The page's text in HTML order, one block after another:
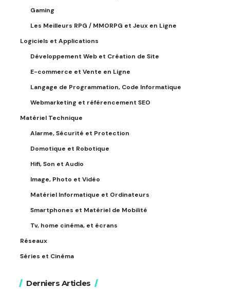
Gaming
Les Meilleurs RPG / MMORPG et Jeux en Ligne
Logiciels et Applications
Développement Web et Création de Site
E-commerce et Vente en Ligne
Langage de Programmation, Code Informatique
Webmarketing et référencement SEO
Matériel Technique
Alarme, Sécurité et Protection
Domotique et Robotique
Hifi, Son et Audio
Image, Photo et Vidéo
Matériel Informatique et Ordinateurs
Smartphones et Matériel de Mobilité
Tv, home cinéma, et écrans
Réseaux
Séries et Cinéma
Derniers Articles